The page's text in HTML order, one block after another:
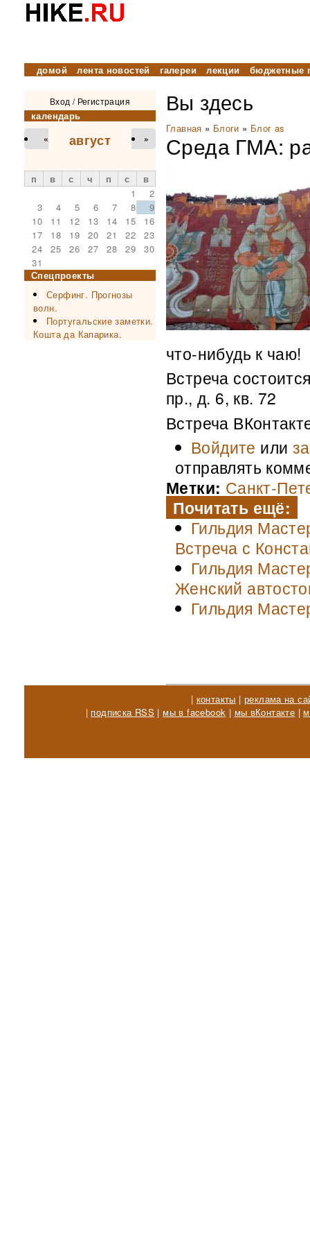
домой лента новостей галереи лекции бюджетные
Вход / Регистрация
календарь
август
« »
п в с ч п с
в
1
2
3
4 5 6 7 8
9
10
11 12 13 14 15
16
17
18 19 20 21 22
23
24
25 26 27 28 29
30
31
Спецпроекты
Серфинг. Прогнозы
волн.
Португальские заметки.
Кошта да Капарика.
Вы здесь
Главная » Блоги » Блог as
Среда ГМА:
что-нибудь к чаю!
Встреча
пр., д. 6, кв. 72
Встреча
Войдите или
отправлять
Метки: Санкт-
Почитать ещё:
Гильдия
Встреча с
Гильдия
Женский
Гильдия
| контакты | реклама на
| подписка RSS | мы в facebook | мы вКонтакте |